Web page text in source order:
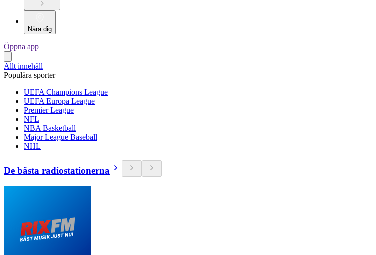
Nära dig
Öppna app
Allt innehåll
Populära sporter
UEFA Champions League
UEFA Europa League
Premier League
NFL
NBA Basketball
Major League Baseball
NHL
De bästa radiostationerna